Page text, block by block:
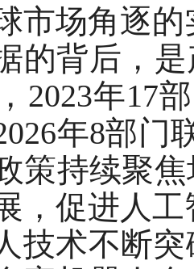
市场角逐的
的背后，
2023年17
年8部门
策持续聚
，促进人
技术不断